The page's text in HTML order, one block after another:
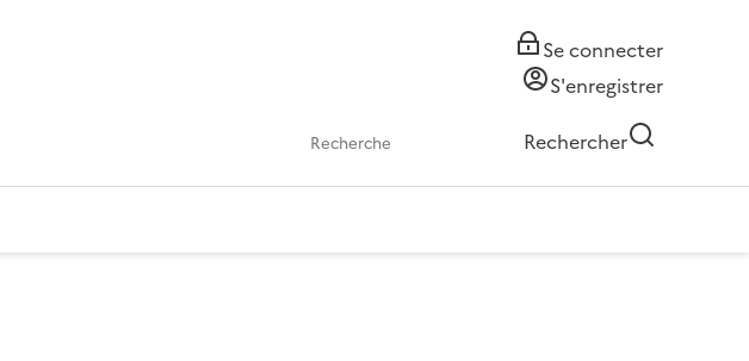
Se connecter
S'enregistrer
Rechercher